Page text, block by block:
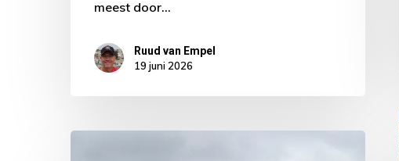
meest door…
Ruud van Empel
19 juni 2026